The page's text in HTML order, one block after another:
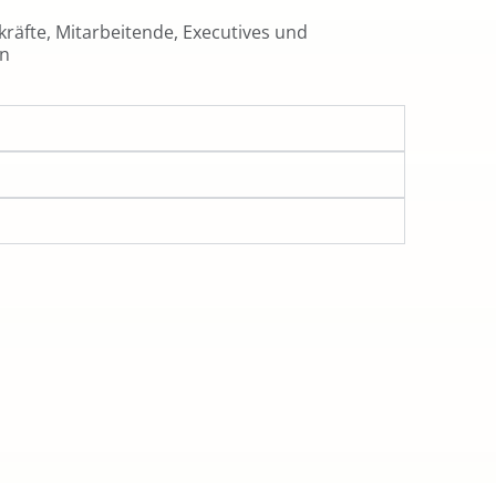
Mitarbeitende, Executives und